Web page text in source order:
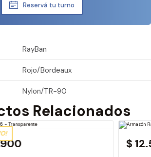
Reservá tu turno
RayBan
Rojo/Bordeaux
Nylon/TR-90
Relacionados
$